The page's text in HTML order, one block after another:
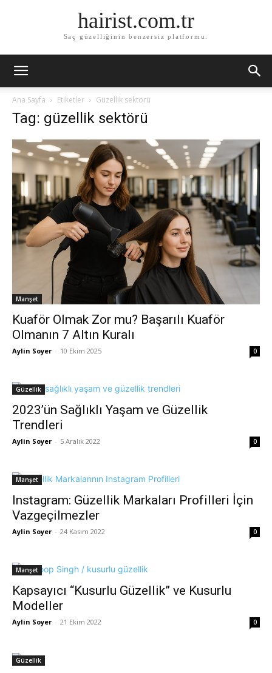
hairist.com.tr
Saç güzelliğinin benzersiz platformu.
Ana Sayfa Etiketler Güzellik sektörü
Tag: güzellik sektörü
Manşet
Kuaför Olmak Zor mu? Başarılı Kuaför
Olmanın 7 Altın Kuralı
Aylin Soyer - 10 Ekim 2025 0
Güzellik
2023’ün Sağlıklı Yaşam ve Güzellik
Trendleri
Aylin Soyer - 5 Aralık 2022 0
Manşet
Instagram: Güzellik Markaları Profilleri İçin
Vazgeçilmezler
Aylin Soyer - 24 Kasım 2022 0
Manşet
Kapsayıcı “Kusurlu Güzellik” ve Kusurlu
Modeller
Aylin Soyer - 21 Ekim 2022 0
Güzellik